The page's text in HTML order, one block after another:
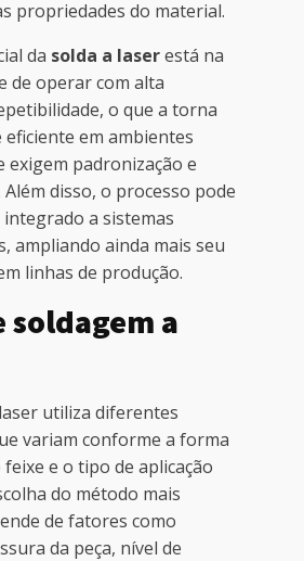
propriedades do material.
da solda a laserestá na
de operar com alta
o que a torna
eficiente em ambientes
exigem padronização e
disso, o processo pode
a sistemas
ampliando ainda mais seu
linhas de produção.
soldagem a
utiliza diferentes
variam conforme a forma
e o tipo de aplicação
do método mais
de fatores como
da peça, nível de